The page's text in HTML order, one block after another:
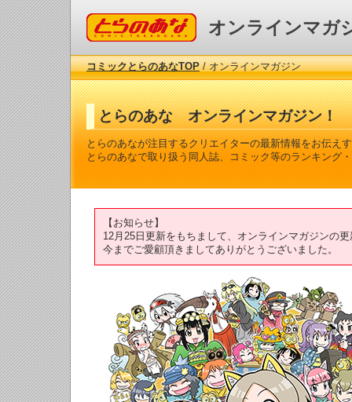
コミックとらのあな オンラインマガ
コミックとらのあなTOP/ オンラインマガジン
とらのあな オンラインマガジン！
とらのあなが注目するクリエイターの最新情報をお伝え
とらのあなで取り扱う同人誌、コミック等のランキング
【お知らせ】
12月25日更新をもちまして、オンラインマガジンの
今までご愛顧頂きましてありがとうございました。